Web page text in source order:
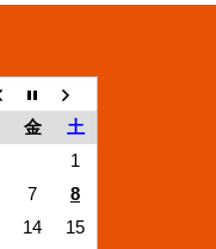
金
土
1
7
8
14
15